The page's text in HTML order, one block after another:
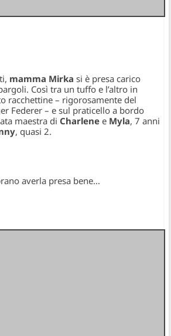
mamma Mirka si è presa carico
Così tra un tuffo e l’altro in
racchettine – rigorosamente del
Federer – e sul praticello a bordo
maestra di Charlenee Myla, 7 anni
, quasi 2.
averla presa bene…